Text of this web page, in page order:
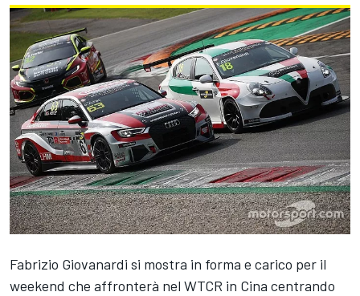
Fabrizio Giovanardi si mostra in forma e carico per il
weekend che affronterà nel WTCR in Cina centrando